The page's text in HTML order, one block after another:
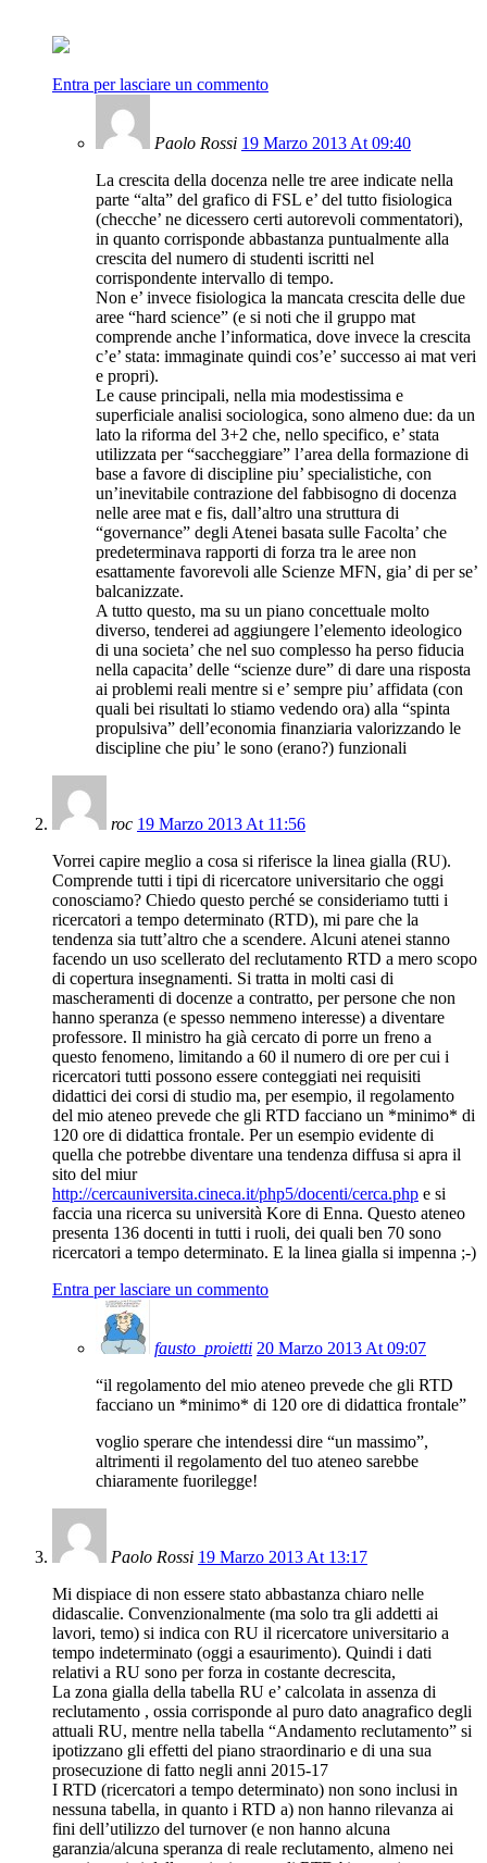
Entra per lasciare un commento
Paolo Rossi 19 Marzo 2013 At 09:40
La crescita della docenza nelle tre aree indicate nella
parte “alta” del grafico di FSL e’ del tutto fisiologica
(checche’ ne dicessero certi autorevoli commentatori),
in quanto corrisponde abbastanza puntualmente alla
crescita del numero di studenti iscritti nel
corrispondente intervallo di tempo.
Non e’ invece fisiologica la mancata crescita delle due
aree “hard science” (e si noti che il gruppo mat
comprende anche l’informatica, dove invece la crescita
c’e’ stata: immaginate quindi cos’e’ successo ai mat veri
e propri).
Le cause principali, nella mia modestissima e
superficiale analisi sociologica, sono almeno due: da un
lato la riforma del 3+2 che, nello specifico, e’ stata
utilizzata per “saccheggiare” l’area della formazione di
base a favore di discipline piu’ specialistiche, con
un’inevitabile contrazione del fabbisogno di docenza
nelle aree mat e fis, dall’altro una struttura di
“governance” degli Atenei basata sulle Facolta’ che
predeterminava rapporti di forza tra le aree non
esattamente favorevoli alle Scienze MFN, gia’ di per se’
balcanizzate.
A tutto questo, ma su un piano concettuale molto
diverso, tenderei ad aggiungere l’elemento ideologico
di una societa’ che nel suo complesso ha perso fiducia
nella capacita’ delle “scienze dure” di dare una risposta
ai problemi reali mentre si e’ sempre piu’ affidata (con
quali bei risultati lo stiamo vedendo ora) alla “spinta
propulsiva” dell’economia finanziaria valorizzando le
discipline che piu’ le sono (erano?) funzionali
roc 19 Marzo 2013 At 11:56
Vorrei capire meglio a cosa si riferisce la linea gialla (RU).
Comprende tutti i tipi di ricercatore universitario che oggi
conosciamo? Chiedo questo perché se consideriamo tutti i
ricercatori a tempo determinato (RTD), mi pare che la
tendenza sia tutt’altro che a scendere. Alcuni atenei stanno
facendo un uso scellerato del reclutamento RTD a mero scopo
di copertura insegnamenti. Si tratta in molti casi di
mascheramenti di docenze a contratto, per persone che non
hanno speranza (e spesso nemmeno interesse) a diventare
professore. Il ministro ha già cercato di porre un freno a
questo fenomeno, limitando a 60 il numero di ore per cui i
ricercatori tutti possono essere conteggiati nei requisiti
didattici dei corsi di studio ma, per esempio, il regolamento
del mio ateneo prevede che gli RTD facciano un *minimo* di
120 ore di didattica frontale. Per un esempio evidente di
quella che potrebbe diventare una tendenza diffusa si apra il
sito del miur
http://cercauniversita.cineca.it/php5/docenti/cerca.php e si
faccia una ricerca su università Kore di Enna. Questo ateneo
presenta 136 docenti in tutti i ruoli, dei quali ben 70 sono
ricercatori a tempo determinato. E la linea gialla si impenna ;-)
Entra per lasciare un commento
fausto_proietti 20 Marzo 2013 At 09:07
“il regolamento del mio ateneo prevede che gli RTD
facciano un *minimo* di 120 ore di didattica frontale”
voglio sperare che intendessi dire “un massimo”,
altrimenti il regolamento del tuo ateneo sarebbe
chiaramente fuorilegge!
Paolo Rossi 19 Marzo 2013 At 13:17
Mi dispiace di non essere stato abbastanza chiaro nelle
didascalie. Convenzionalmente (ma solo tra gli addetti ai
lavori, temo) si indica con RU il ricercatore universitario a
tempo indeterminato (oggi a esaurimento). Quindi i dati
relativi a RU sono per forza in costante decrescita,
La zona gialla della tabella RU e’ calcolata in assenza di
reclutamento , ossia corrisponde al puro dato anagrafico degli
attuali RU, mentre nella tabella “Andamento reclutamento” si
ipotizzano gli effetti del piano straordinario e di una sua
prosecuzione di fatto negli anni 2015-17
I RTD (ricercatori a tempo determinato) non sono inclusi in
nessuna tabella, in quanto i RTD a) non hanno rilevanza ai
fini dell’utilizzo del turnover (e non hanno alcuna
garanzia/alcuna speranza di reale reclutamento, almeno nei